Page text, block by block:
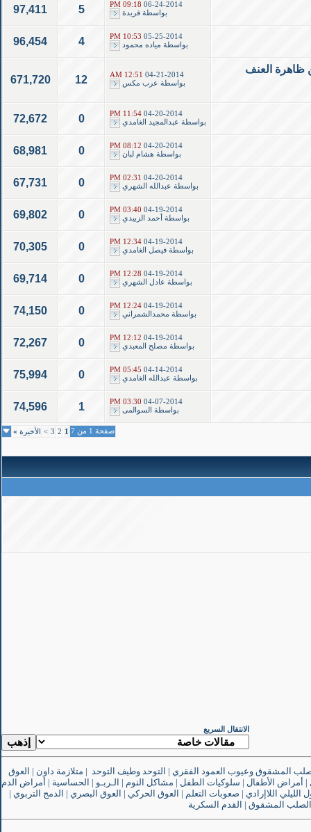
06-24-2014
09:18 PM
بواسطة فريدة 5
97,411
05-25-2014
10:53 PM
بواسطة مياده محمود 4
96,454
ظاهرة العنف 04-21-2014
12:51 AM
بواسطة عرب مكس 12
671,720
04-20-2014
11:54 PM
بواسطة عبدالمجيد الغامدي 0
72,672
04-20-2014
08:12 PM
بواسطة هشام لبان 0
68,981
04-20-2014
02:31 PM
بواسطة عبدالله الشهري 0
67,731
04-19-2014
03:40 PM
بواسطة
أحمد الزبيدي 0
69,802
04-19-2014
12:34 PM
بواسطة فيصل الغامدي 0
70,305
04-19-2014
12:28 PM
بواسطة عادل الشهري 0
69,714
04-19-2014
12:24 PM
بواسطة محمدالشمراني 0
74,150
04-19-2014
12:12 PM
بواسطة مصلح المعبدي 0
72,267
04-14-2014
05:45 PM
بواسطة عبدالله الغامدي 0
75,994
04-07-2014
03:30 PM
بواسطة
السوالمى 1
74,596
صفحة 1 من 7 1
2
3
> الأخيرة »
الانتقال السريع
المشقوق وعيوب العمود الفقري | التوحد وطيف التوحد | متلازمة داون | العوق
| أمراض الأطفال | سلوكيات الطفل | مشاكل النوم | الـربـو | الحساسية | أمراض الدم
الليلي اللاإرادي | صعوبات التعلم | العوق الحركي | العوق البصري | الدمج التربوي |
الصلب المشقوق | القدم السكرية